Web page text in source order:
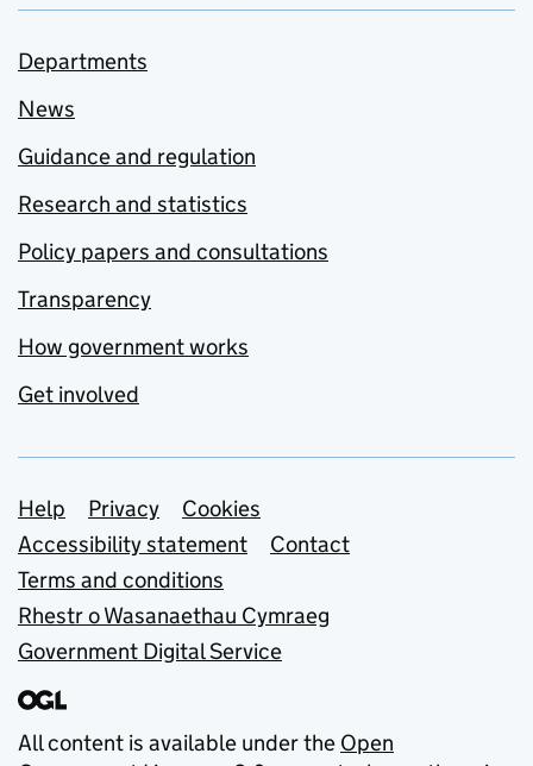
Departments
News
Guidance and regulation
Research and statistics
Policy papers and consultations
Transparency
How government works
Get involved
Support links
Help Privacy
Cookies
Accessibility statement
Contact
Terms and conditions
Rhestr o Wasanaethau Cymraeg
Government Digital Service
All content is available under the Open